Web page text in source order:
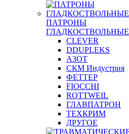
ПАТРОНЫ
ГЛАДКОСТВОЛЬНЫЕ
CLEVER
DDUPLEKS
АЗОТ
СКМ Индустрия
ФЕТТЕР
FIOCCHI
ROTTWEIL
ГЛАВПАТРОН
ТЕХКРИМ
ДРУГОЕ